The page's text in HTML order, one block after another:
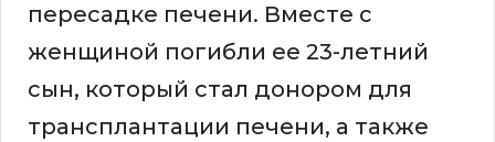
пересадке печени. Вместе с
женщиной погибли ее 23-летний
сын, который стал донором для
трансплантации печени, а также